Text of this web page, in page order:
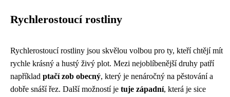
Rychlerostoucí rostliny
Rychlerostoucí rostliny jsou skvělou volbou pro ty, kteří chtějí mít
rychle krásný a hustý živý plot. Mezi nejoblíbenější druhy patří
například ptačí zob obecný, který je nenáročný na pěstování a
dobře snáší řez. Další možností je tuje západní, která je sice